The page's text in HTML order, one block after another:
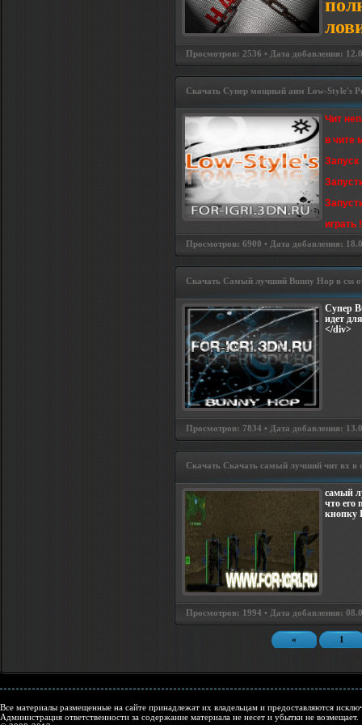
Просмотров: 2536 • Дата добавления:
Скачать Супер мощный аим Low-Style's
Чит
в чите
играть !
Просмотров: 6900 • Дата добавления:
Скачать Самый лучший Bunny Hop в css
Супер
идет
</div>
Просмотров: 7834 • Дата добавления:
Скачать Скачать самый лучший чит вх в
самый
что
кнопку
Просмотров: 1994 • Дата добавления:
« 1
Все материалы размещенные на сайте принадлежат их владельцам и предоставляются
Администрация ответственности за содержание материала не несет и убытки не возмещает.